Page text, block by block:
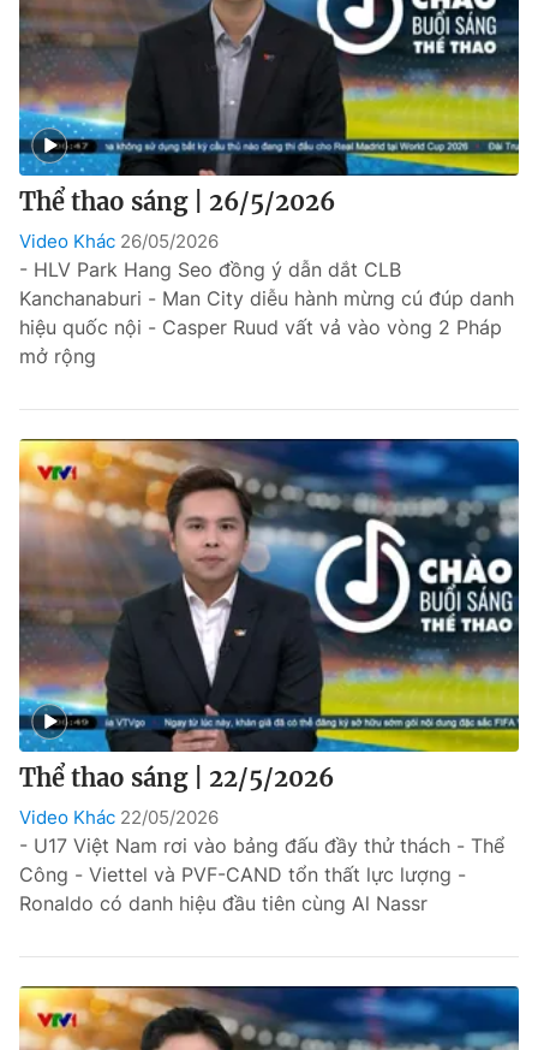
Thể thao sáng | 26/5/2026
Video Khác 26/05/2026
- HLV Park Hang Seo đồng ý dẫn dắt CLB
Kanchanaburi - Man City diễu hành mừng cú đúp danh
hiệu quốc nội - Casper Ruud vất vả vào vòng 2 Pháp
mở rộng
Thể thao sáng | 22/5/2026
Video Khác 22/05/2026
- U17 Việt Nam rơi vào bảng đấu đầy thử thách - Thể
Công - Viettel và PVF-CAND tổn thất lực lượng -
Ronaldo có danh hiệu đầu tiên cùng Al Nassr